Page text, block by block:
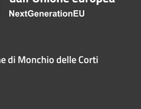
di Monchio delle Corti